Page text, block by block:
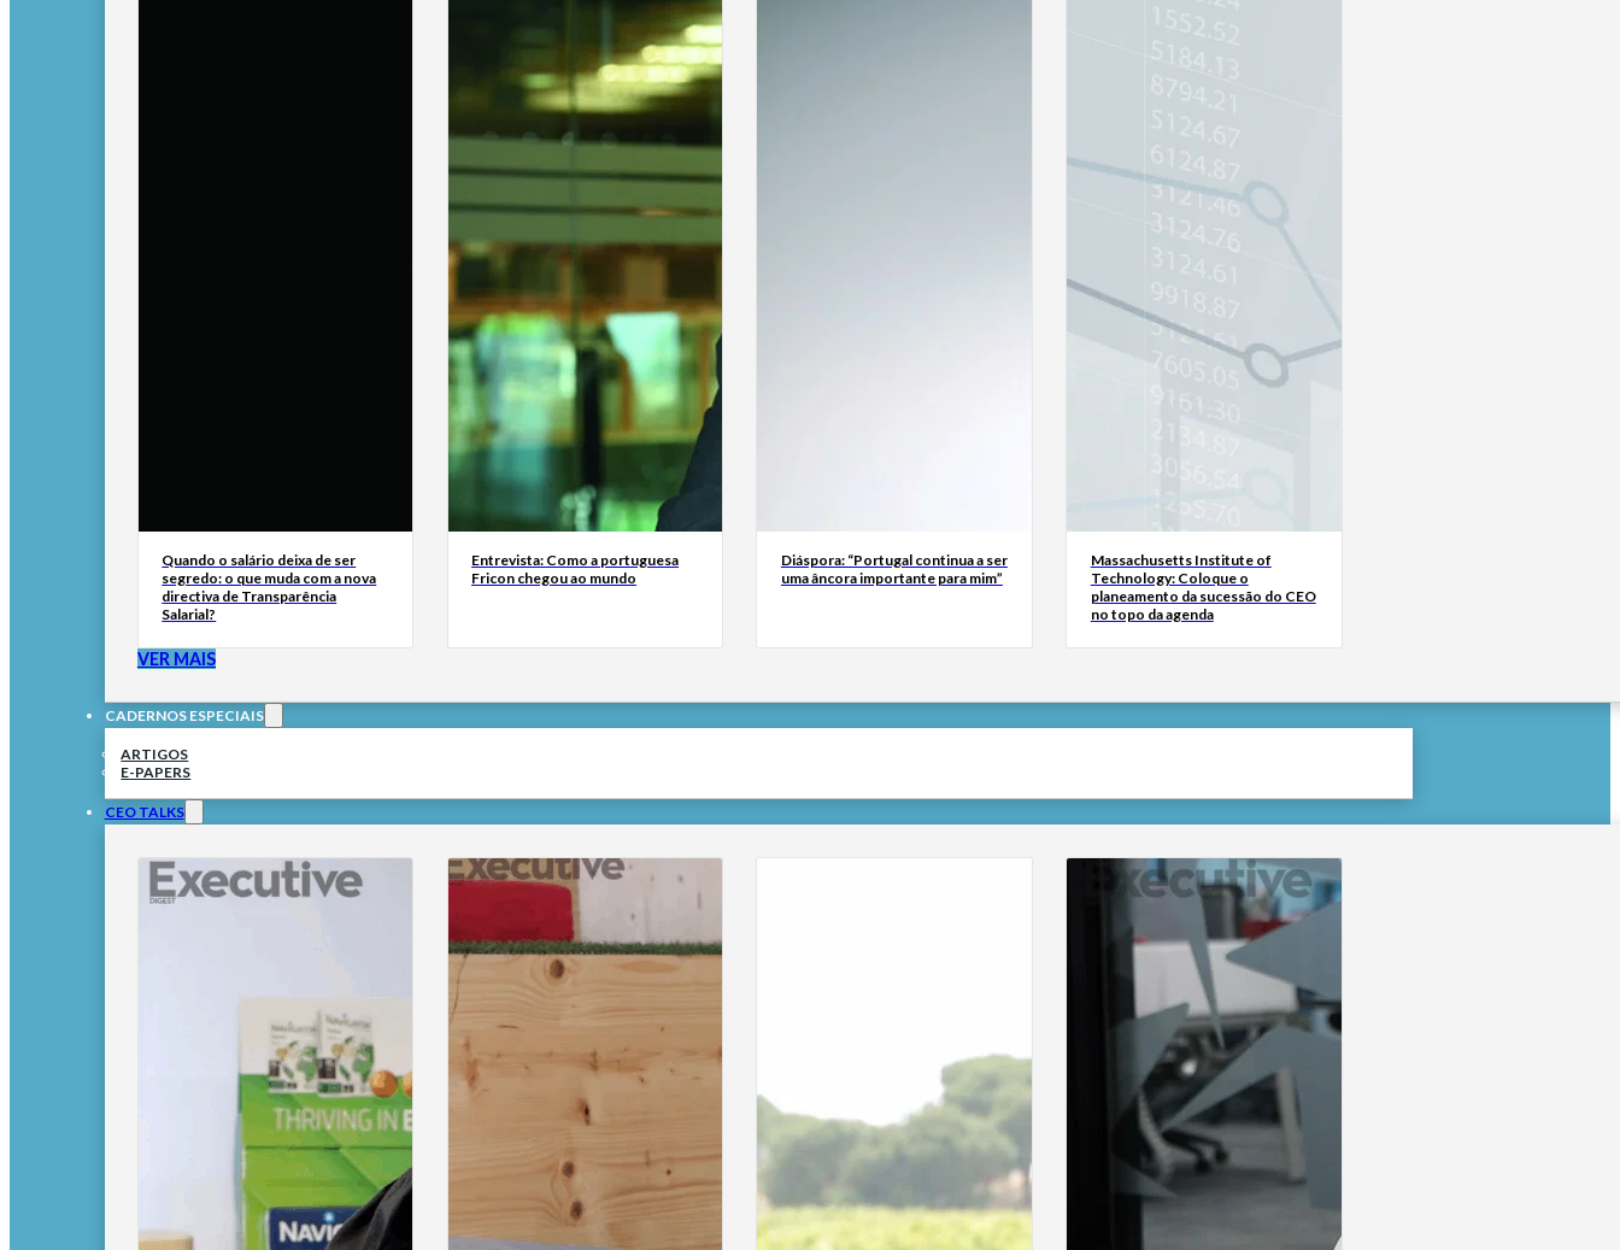
Quando o salário deixa de ser
segredo: o que muda com a nova
directiva de Transparência
Salarial?
Entrevista: Como a portuguesa
Fricon chegou ao mundo
Diáspora: “Portugal continua a ser
uma âncora importante para mim”
Massachusetts Institute of
Technology: Coloque o
planeamento da sucessão do CEO
no topo da agenda
VER MAIS
CADERNOS ESPECIAIS
ARTIGOS
E-PAPERS
CEO TALKS